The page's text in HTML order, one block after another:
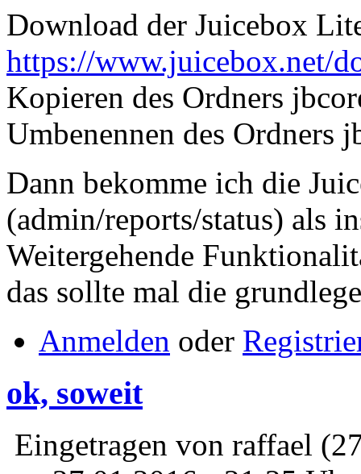
Download der Juicebox
https://www.juicebox.net/
Kopieren des Ordners
Umbenennen des Ordners
Dann bekomme ich die
(admin/reports/status) als
Weitergehende
das sollte mal die
Anmelden oder
ok, soweit
Eingetragen von raffael